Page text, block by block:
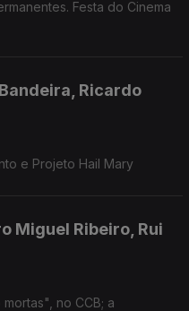
Festa do Cinema
Ricardo
e Projeto Hail Mary
Miguel Ribeiro, Rui
no CCB; a